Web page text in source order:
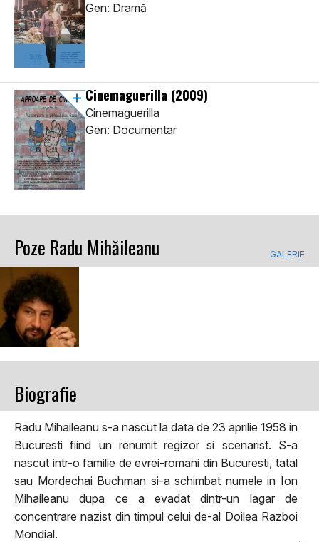
Gen: Dramă
Cinemaguerilla (2009)
Cinemaguerilla
Gen: Documentar
Poze Radu Mihăileanu GALERIE
Biografie
Radu Mihaileanu s-a nascut la data de 23 aprilie 1958 in
Bucuresti fiind un renumit regizor si scenarist. S-a
nascut intr-o familie de evrei-romani din Bucuresti, tatal
sau Mordechai Buchman si-a schimbat numele in Ion
Mihaileanu dupa ce a evadat dintr-un lagar de
concentrare nazist din timpul celui de-al Doilea Razboi
Mondial.